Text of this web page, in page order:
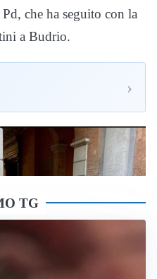
che ha seguito con la
a Budrio.
›
TG